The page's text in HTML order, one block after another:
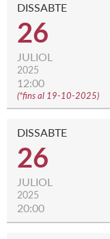
DISSABTE
26
JULIOL
2025
12:00
(*fins al 19-10-2025)
DISSABTE
26
JULIOL
2025
20:00